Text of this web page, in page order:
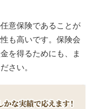
意保険であることが
も高いです。保険会
を得るためにも、ま
さい。